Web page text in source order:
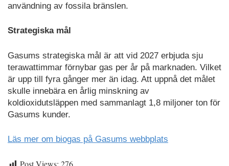
användning av fossila bränslen.
Strategiska mål
Gasums strategiska mål är att vid 2027 erbjuda sju
terawattimmar förnybar gas per år på marknaden. Vilket
är upp till fyra gånger mer än idag. Att uppnå det målet
skulle innebära en årlig minskning av
koldioxidutsläppen med sammanlagt 1,8 miljoner ton för
Gasums kunder.
Läs mer om biogas på Gasums webbplats
Post Views: 276